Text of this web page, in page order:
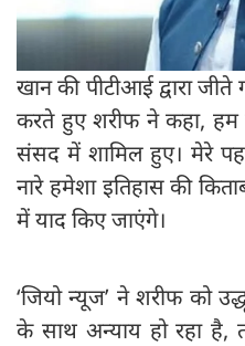
खान की पीटीआई द्वारा
करते हुए शरीफ ने कहा, हम
संसद में शामिल हुए। मेरे
नारे हमेशा इतिहास की
में याद किए जाएंगे।
‘जियो न्यूज’ ने शरीफ को
के साथ अन्याय हो रहा है,